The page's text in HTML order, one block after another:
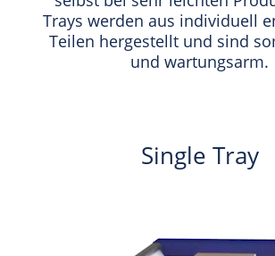
Trays werden aus individuell
Teilen hergestellt und sind
und wartungsarm.
Single Tray